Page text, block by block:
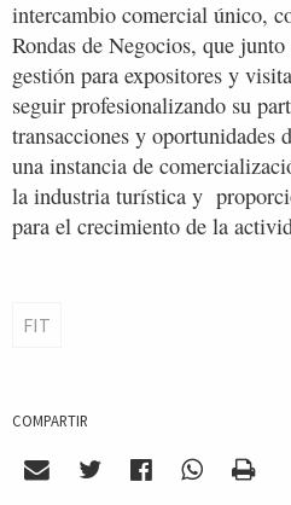
intercambio comercial único,
Rondas de Negocios, que
gestión para expositores y
seguir profesionalizando su
transacciones y oportunidades
una instancia de
la industria turística y
para el crecimiento de la
FIT
COMPARTIR